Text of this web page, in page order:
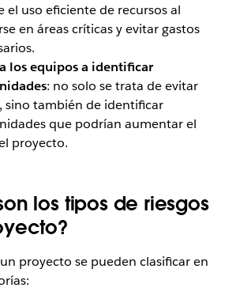
el uso eficiente de recursos al
en áreas críticas y evitar gastos
los equipos a identificar
: no solo se trata de evitar
sino también de identificar
que podrían aumentar el
proyecto.
los tipos de riesgos
proyecto se pueden clasificar en